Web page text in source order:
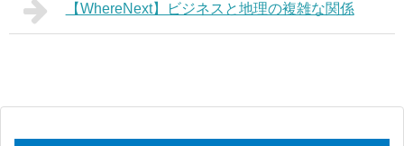
【WhereNext】ビジネスと地理の複雑な関係